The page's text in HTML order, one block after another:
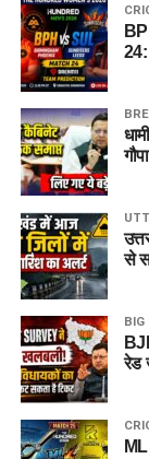
24:
से
BIG
रेड